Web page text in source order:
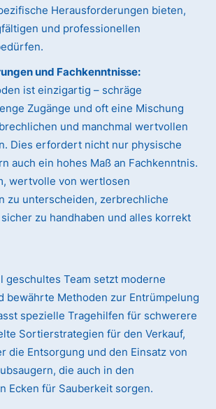
Herausforderungen bieten,
und professionellen
und Fachkenntnisse:
ist einzigartig – schräge
Zugänge und oft eine Mischung
und manchmal wertvollen
Dies erfordert nicht nur physische
auch ein hohes Maß an Fachkenntnis.
wertvolle von wertlosen
zu unterscheiden, zerbrechliche
zu handhaben und alles korrekt
geschultes Team setzt moderne
bewährte Methoden zur Entrümpelung
spezielle Tragehilfen für schwerere
Sortierstrategien für den Verkauf,
die Entsorgung und den Einsatz von
die auch in den
Ecken für Sauberkeit sorgen.